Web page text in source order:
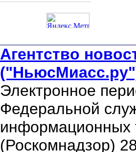
Агентство
Электронное
Федеральной
информационных
(Роскомнадзор)